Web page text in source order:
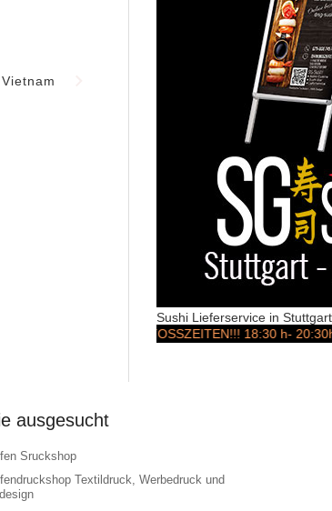
Sushi Lieferservice in
STOSSZEITEN!!! 18:30 h- 20:30h!!!
ausgesucht
Sruckshop
Textildruck, Werbedruck und